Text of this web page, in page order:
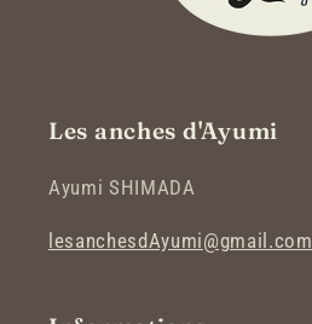
Les anches d'Ayumi
Ayumi SHIMADA
lesanchesdAyumi@gmail.com